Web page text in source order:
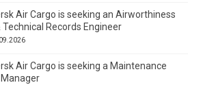
Air Cargo is seeking an Airworthiness
Technical Records Engineer
Air Cargo is seeking a Maintenance